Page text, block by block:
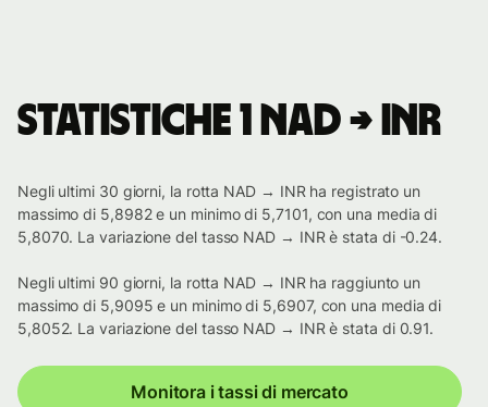
Statistiche 1 NAD → INR
Negli ultimi 30 giorni, la rotta NAD → INR ha registrato un
massimo di 5,8982 e un minimo di 5,7101, con una media di
5,8070. La variazione del tasso NAD → INR è stata di -0.24.
Negli ultimi 90 giorni, la rotta NAD → INR ha raggiunto un
massimo di 5,9095 e un minimo di 5,6907, con una media di
5,8052. La variazione del tasso NAD → INR è stata di 0.91.
Monitora i tassi di mercato